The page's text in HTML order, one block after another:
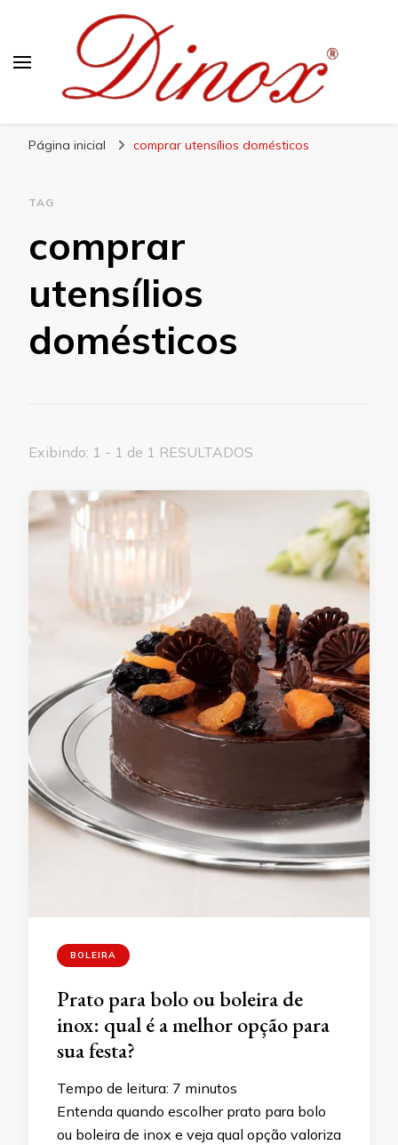
Página inicial comprar utensílios domésticos
TAG
comprar
utensílios
domésticos
Exibindo: 1 - 1 de 1 RESULTADOS
BOLEIRA
Prato para bolo ou boleira de
inox: qual é a melhor opção para
sua festa?
Tempo de leitura: 7 minutos
Entenda quando escolher prato para bolo
ou boleira de inox e veja qual opção valoriza